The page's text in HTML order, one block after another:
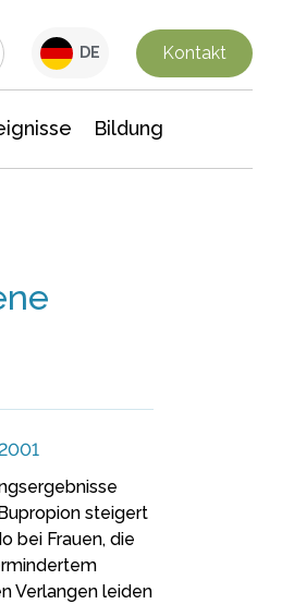
DE Kontakt
Bildung
steigert
bei Frauen, die
Verlangen leiden